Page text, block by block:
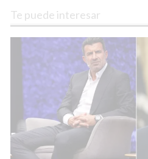
Te puede interesar